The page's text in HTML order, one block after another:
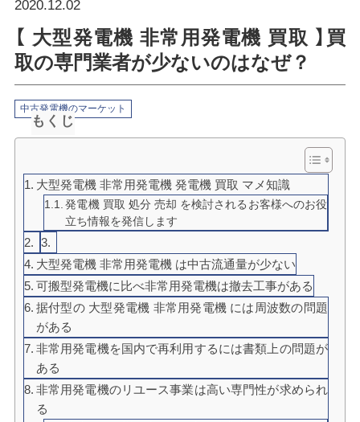
2020.12.02
【 大型発電機 非常用発電機 買取 】買
取の専門業者が少ないのはなぜ？
中古発電機のマーケット
もくじ
大型発電機 非常用発電機 発電機 買取 マメ知識
発電機 買取 処分 売却 を検討されるお客様へのお役
立ち情報を発信します
大型発電機 非常用発電機 は中古流通量が少ない
可搬型発電機に比べ非常用発電機は撤去工事がある
据付型の 大型発電機 非常用発電機 には周波数の問題
がある
非常用発電機を国内で再利用するには書類上の問題が
ある
非常用発電機のリユース事業は高い専門性が求められ
る